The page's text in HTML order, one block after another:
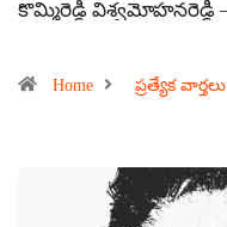
కొమ్మిరెడ్డి
Home ప్రత్యేక వార్తలు